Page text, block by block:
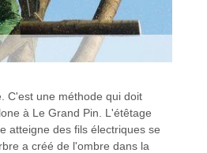
C'est une méthode qui doit
à Le Grand Pin. L'étêtage
atteigne des fils électriques se
a créé de l'ombre dans la